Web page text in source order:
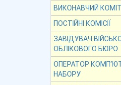
ВИКОНАВЧИЙ
ПОСТІЙНІ КОМІСІЇ
ЗАВІДУВАЧ
ОБЛІКОВОГО БЮРО
ОПЕРАТОР
НАБОРУ